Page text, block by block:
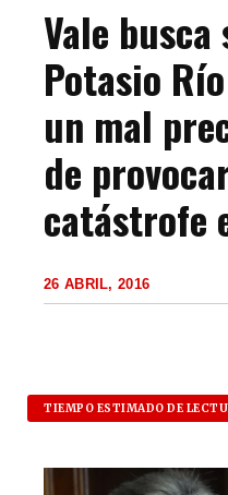
Vale
Potasio
un mal
de
catástrofe
26 ABRIL, 2016
TIEMPO ESTIMADO DE